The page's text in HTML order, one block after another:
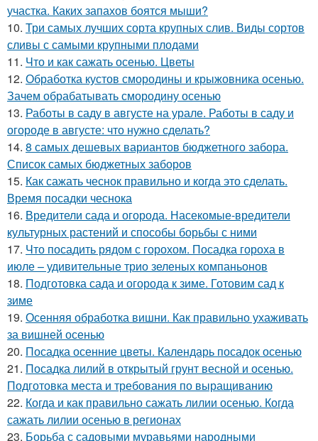
участка. Каких запахов боятся мыши?
10. Три самых лучших сорта крупных слив. Виды сортов
сливы с самыми крупными плодами
11. Что и как сажать осенью. Цветы
12. Обработка кустов смородины и крыжовника осенью.
Зачем обрабатывать смородину осенью
13. Работы в саду в августе на урале. Работы в саду и
огороде в августе: что нужно сделать?
14. 8 самых дешевых вариантов бюджетного забора.
Список самых бюджетных заборов
15. Как сажать чеснок правильно и когда это сделать.
Время посадки чеснока
16. Вредители сада и огорода. Насекомые-вредители
культурных растений и способы борьбы с ними
17. Что посадить рядом с горохом. Посадка гороха в
июле – удивительные трио зеленых компаньонов
18. Подготовка сада и огорода к зиме. Готовим сад к
зиме
19. Осенняя обработка вишни. Как правильно ухаживать
за вишней осенью
20. Посадка осенние цветы. Календарь посадок осенью
21. Посадка лилий в открытый грунт весной и осенью.
Подготовка места и требования по выращиванию
22. Когда и как правильно сажать лилии осенью. Когда
сажать лилии осенью в регионах
23. Борьба с садовыми муравьями народными